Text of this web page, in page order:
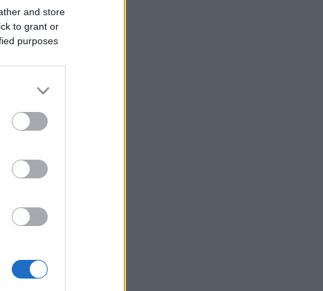
and store
to grant or
purposes